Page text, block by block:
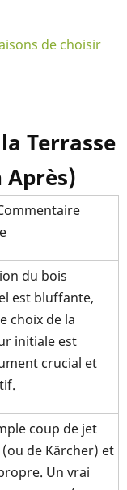
de choisir
Terrasse
Après)
du bois
est bluffante,
choix de la
initiale est
crucial et
coup de jet
de Kärcher) et
Un vrai